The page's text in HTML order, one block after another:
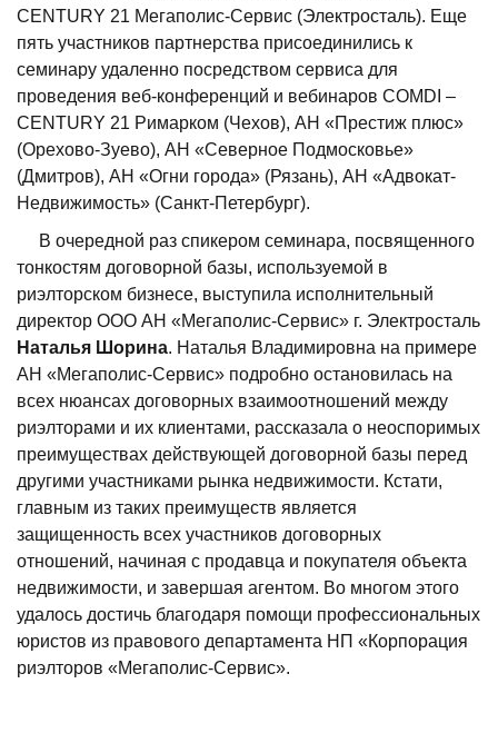
CENTURY 21 Мегаполис-Сервис (Электросталь). Еще
пять участников партнерства присоединились к
семинару удаленно посредством сервиса для
проведения веб-конференций и вебинаров COMDI –
CENTURY 21 Римарком (Чехов), АН «Престиж плюс»
(Орехово-Зуево), АН «Северное Подмосковье»
(Дмитров), АН «Огни города» (Рязань), АН «Адвокат-
Недвижимость» (Санкт-Петербург).
В очередной раз спикером семинара, посвященного
тонкостям договорной базы, используемой в
риэлторском бизнесе, выступила исполнительный
директор ООО АН «Мегаполис-Сервис» г. Электросталь
Наталья Шорина. Наталья Владимировна на примере
АН «Мегаполис-Сервис» подробно остановилась на
всех нюансах договорных взаимоотношений между
риэлторами и их клиентами, рассказала о неоспоримых
преимуществах действующей договорной базы перед
другими участниками рынка недвижимости. Кстати,
главным из таких преимуществ является
защищенность всех участников договорных
отношений, начиная с продавца и покупателя объекта
недвижимости, и завершая агентом. Во многом этого
удалось достичь благодаря помощи профессиональных
юристов из правового департамента НП «Корпорация
риэлторов «Мегаполис-Сервис».